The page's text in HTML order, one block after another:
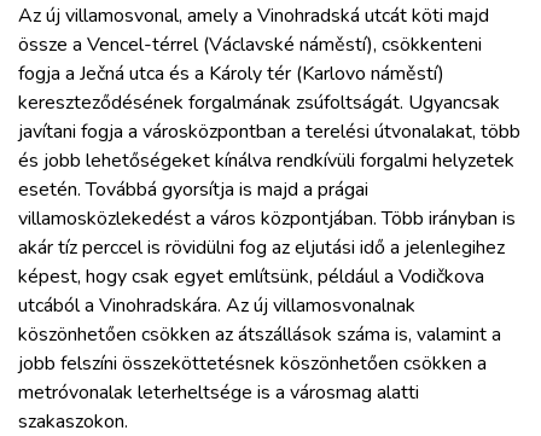
Az új villamosvonal, amely a Vinohradská utcát köti majd
össze a Vencel-térrel (Václavské náměstí), csökkenteni
fogja a Ječná utca és a Károly tér (Karlovo náměstí)
kereszteződésének forgalmának zsúfoltságát. Ugyancsak
javítani fogja a városközpontban a terelési útvonalakat, több
és jobb lehetőségeket kínálva rendkívüli forgalmi helyzetek
esetén. Továbbá gyorsítja is majd a prágai
villamosközlekedést a város központjában. Több irányban is
akár tíz perccel is rövidülni fog az eljutási idő a jelenlegihez
képest, hogy csak egyet említsünk, például a Vodičkova
utcából a Vinohradskára. Az új villamosvonalnak
köszönhetően csökken az átszállások száma is, valamint a
jobb felszíni összeköttetésnek köszönhetően csökken a
metróvonalak leterheltsége is a városmag alatti
szakaszokon.